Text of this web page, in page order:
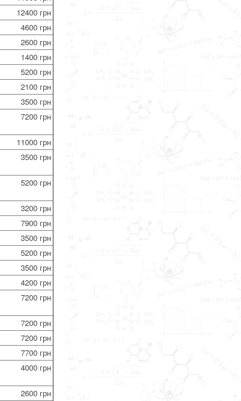
12400 грн
4600 грн
2600 грн
1400 грн
5200 грн
2100 грн
3500 грн
7200 грн
11000 грн
3500 грн
5200 грн
3200 грн
7900 грн
3500 грн
5200 грн
3500 грн
4200 грн
7200 грн
7200 грн
7200 грн
7700 грн
4000 грн
2600 грн